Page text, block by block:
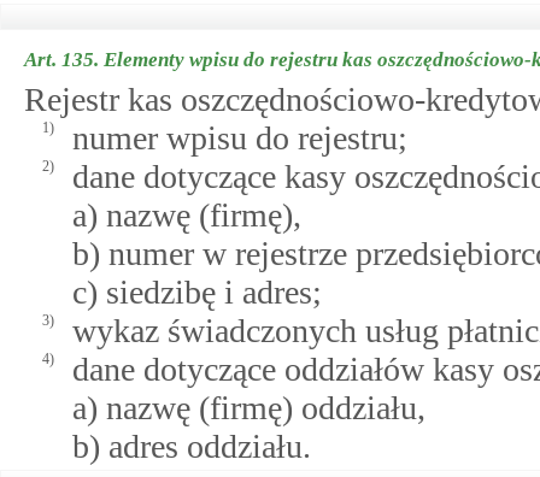
Art. 135. Elementy wpisu do rejestru kas
Rejestr kas oszczędnościowo-
1) numer wpisu do rejestru;
2)
dane dotyczące kasy
a) nazwę (firmę),
b) numer w rejestrze
c) siedzibę i adres;
3) wykaz świadczonych usług
4)
dane dotyczące oddziałów kasy
a) nazwę (firmę) oddziału,
b) adres oddziału.